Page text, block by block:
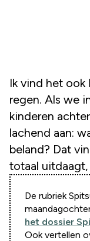
Ik vind het ook
regen. Als we
kinderen
lachend aan:
beland? Dat
totaal uitdaagt,
De rubriek
het dossier
Ook vertellen